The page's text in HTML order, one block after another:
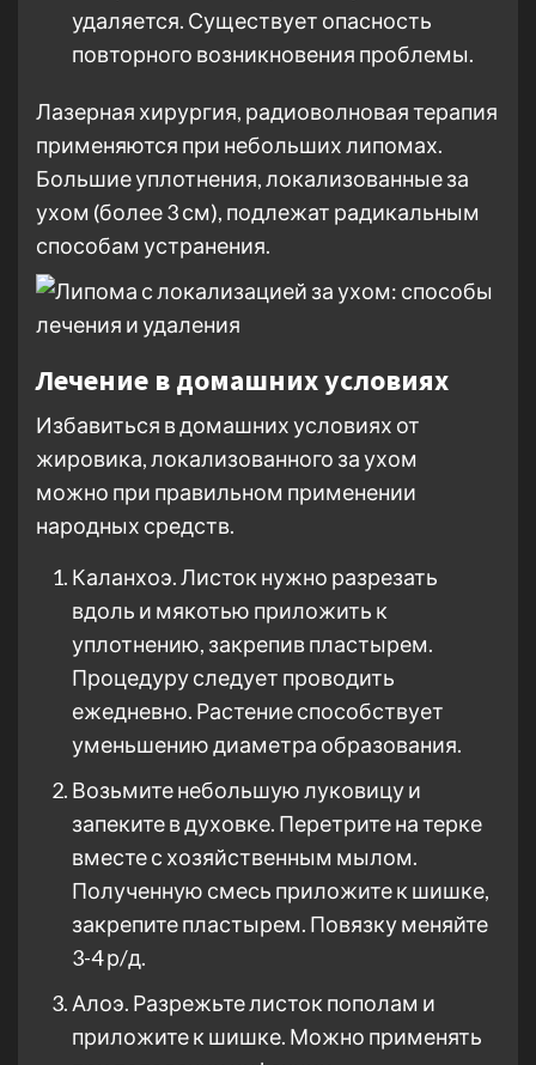
удаляется. Существует опасность
повторного возникновения проблемы.
Лазерная хирургия, радиоволновая терапия
применяются при небольших липомах.
Большие уплотнения, локализованные за
ухом (более 3 см), подлежат радикальным
способам устранения.
Лечение в домашних условиях
Избавиться в домашних условиях от
жировика, локализованного за ухом
можно при правильном применении
народных средств.
Каланхоэ. Листок нужно разрезать
вдоль и мякотью приложить к
уплотнению, закрепив пластырем.
Процедуру следует проводить
ежедневно. Растение способствует
уменьшению диаметра образования.
Возьмите небольшую луковицу и
запеките в духовке. Перетрите на терке
вместе с хозяйственным мылом.
Полученную смесь приложите к шишке,
закрепите пластырем. Повязку меняйте
3-4 р/д.
Алоэ. Разрежьте листок пополам и
приложите к шишке. Можно применять